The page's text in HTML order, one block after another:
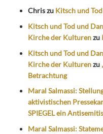
Chriszu Kitsch und
Kitsch und Tod und
Kirche der Kulturenzu
Kitsch und Tod und
Kirche der Kulturenzu
Betrachtung
Maral Salmassi:
aktivistischen
SPIEGEL ein
Maral Salmassi: